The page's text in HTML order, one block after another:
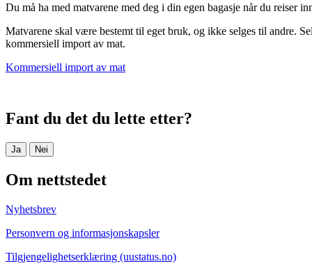
Du må ha med matvarene med deg i din egen bagasje når du reiser
Matvarene skal være bestemt til eget bruk, og ikke selges til andre.
kommersiell import av mat.
Kommersiell import av mat
Fant du det du lette etter?
Ja Nei
Om nettstedet
Nyhetsbrev
Personvern og informasjonskapsler
Tilgjengelighetserklæring (uustatus.no)